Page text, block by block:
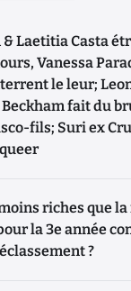
& Laetitia Casta
Vanessa
le leur;
fait du
fils; Suri ex
riches que
la 3e année
?